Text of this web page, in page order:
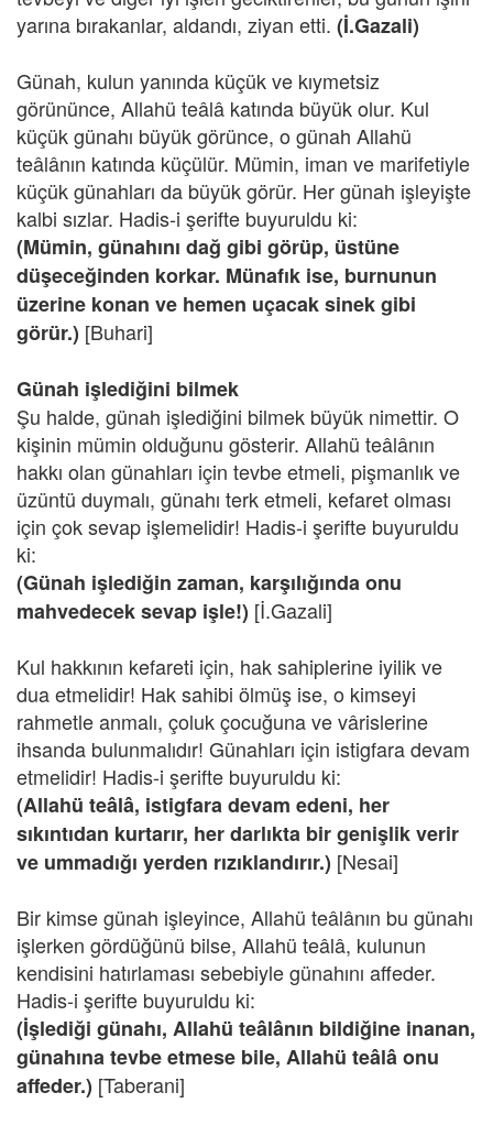
yarına bırakanlar, aldandı, ziyan etti. (İ.Gazali)
Günah, kulun yanında küçük ve kıymetsiz
görününce, Allahü teâlâ katında büyük olur. Kul
küçük günahı büyük görünce, o günah Allahü
teâlânın katında küçülür. Mümin, iman ve marifetiyle
küçük günahları da büyük görür. Her günah işleyişte
kalbi sızlar. Hadis-i şerifte buyuruldu ki:
(Mümin, günahını dağ gibi görüp, üstüne
düşeceğinden korkar. Münafık ise, burnunun
üzerine konan ve hemen uçacak sinek gibi
görür.) [Buhari]
Günah işlediğini bilmek
Şu halde, günah işlediğini bilmek büyük nimettir. O
kişinin mümin olduğunu gösterir. Allahü teâlânın
hakkı olan günahları için tevbe etmeli, pişmanlık ve
üzüntü duymalı, günahı terk etmeli, kefaret olması
için çok sevap işlemelidir! Hadis-i şerifte buyuruldu
ki:
(Günah işlediğin zaman, karşılığında onu
mahvedecek sevap işle!) [İ.Gazali]
Kul hakkının kefareti için, hak sahiplerine iyilik ve
dua etmelidir! Hak sahibi ölmüş ise, o kimseyi
rahmetle anmalı, çoluk çocuğuna ve vârislerine
ihsanda bulunmalıdır! Günahları için istigfara devam
etmelidir! Hadis-i şerifte buyuruldu ki:
(Allahü teâlâ, istigfara devam edeni, her
sıkıntıdan kurtarır, her darlıkta bir genişlik verir
ve ummadığı yerden rızıklandırır.) [Nesai]
Bir kimse günah işleyince, Allahü teâlânın bu günahı
işlerken gördüğünü bilse, Allahü teâlâ, kulunun
kendisini hatırlaması sebebiyle günahını affeder.
Hadis-i şerifte buyuruldu ki:
(İşlediği günahı, Allahü teâlânın bildiğine inanan,
günahına tevbe etmese bile, Allahü teâlâ onu
affeder.) [Taberani]